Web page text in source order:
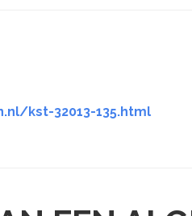
kst-32013-135.html